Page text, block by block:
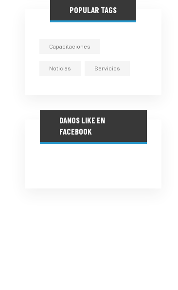
POPULAR TAGS
Capacitaciones
Noticias Servicios
DANOS LIKE EN
FACEBOOK